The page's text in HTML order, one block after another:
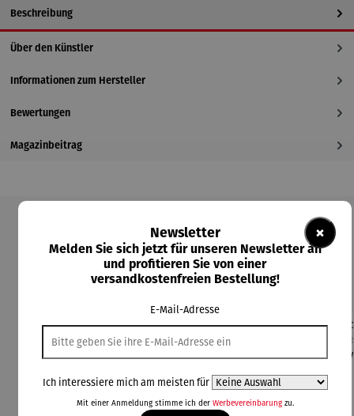
Beschreibung
Über den Künstler
Informationen zum Hersteller
Bewertungen
Magazinbeitrag
Kunden kauften auch
×
Newsletter
Melden Sie sich jetzt für unseren Newsletter an
und profitieren Sie von einer
versandkostenfreien Bestellung!
E-Mail-Adresse
Ich interessiere mich am meisten für
Mit einer Anmeldung stimme ich der Werbevereinbarungzu.